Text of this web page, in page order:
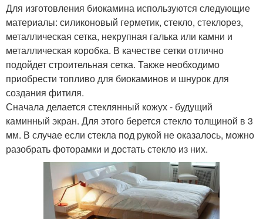
Для изготовления биокамина используются следующие
материалы: силиконовый герметик, стекло, стеклорез,
металлическая сетка, некрупная галька или камни и
металлическая коробка. В качестве сетки отлично
подойдет строительная сетка. Также необходимо
приобрести топливо для биокаминов и шнурок для
создания фитиля.
Сначала делается стеклянный кожух - будущий
каминный экран. Для этого берется стекло толщиной в 3
мм. В случае если стекла под рукой не оказалось, можно
разобрать фоторамки и достать стекло из них.